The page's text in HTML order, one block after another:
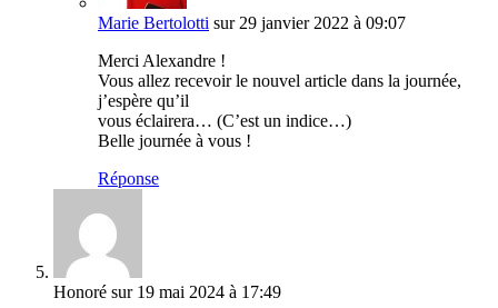
Marie Bertolotti sur 29 janvier 2022 à 09:07
Merci Alexandre !
Vous allez recevoir le nouvel article dans la journée,
j’espère qu’il
vous éclairera… (C’est un indice…)
Belle journée à vous !
Réponse
Honoré sur 19 mai 2024 à 17:49